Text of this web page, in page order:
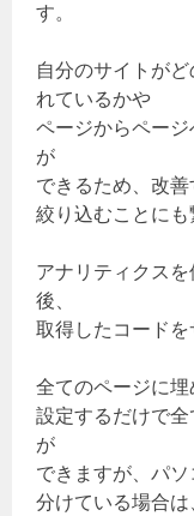
す。
自分のサイトが
れているかや
ページからペー
が
できるため、改
絞り込むことにも
アナリティクス
後、
取得したコードを
全てのページに
設定するだけで
が
できますが、パ
分けている場合